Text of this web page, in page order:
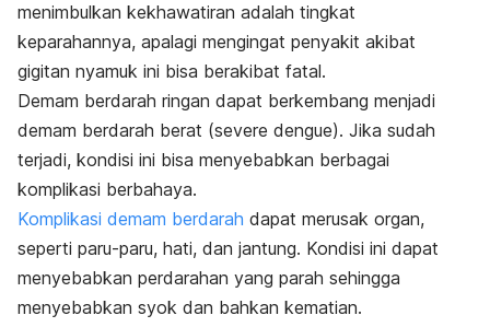
menimbulkan kekhawatiran adalah tingkat
keparahannya, apalagi mengingat penyakit akibat
gigitan nyamuk ini bisa berakibat fatal.
Demam berdarah ringan dapat berkembang menjadi
demam berdarah berat (severe dengue). Jika sudah
terjadi, kondisi ini bisa menyebabkan berbagai
komplikasi berbahaya.
Komplikasi demam berdarah dapat merusak organ,
seperti paru-paru, hati, dan jantung. Kondisi ini dapat
menyebabkan perdarahan yang parah sehingga
menyebabkan syok dan bahkan kematian.